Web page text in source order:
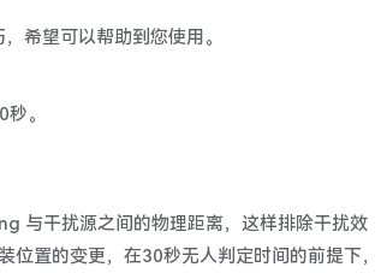
希望可以帮助到您使用。
。
与干扰源之间的物理距离，这样排除干扰效
置的变更，在30秒无人判定时间的前提下，